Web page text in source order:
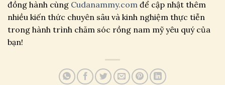
đồng hành cùng Cudanammy.com để cập nhật thêm
nhiều kiến thức chuyên sâu và kinh nghiệm thực tiễn
trong hành trình chăm sóc rồng nam mỹ yêu quý của
bạn!